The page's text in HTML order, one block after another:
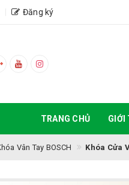
Đăng ký
TRANG CHỦ GIỚI
Vân Tay BOSCH Khóa Cửa